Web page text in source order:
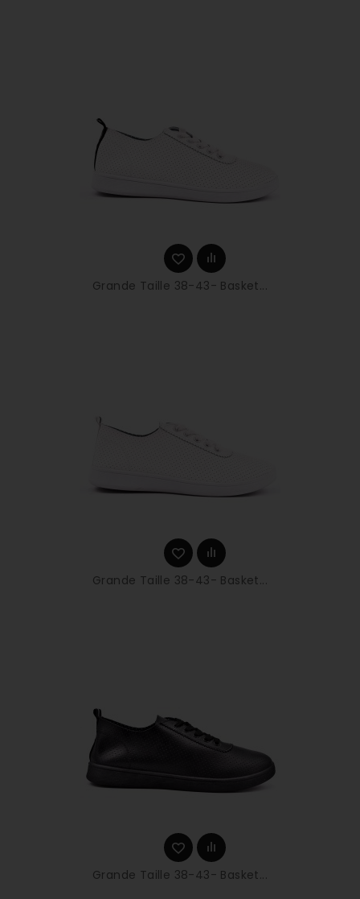
Grande Taille 38-43- Basket...
Grande Taille 38-43- Basket...
Grande Taille 38-43- Basket...